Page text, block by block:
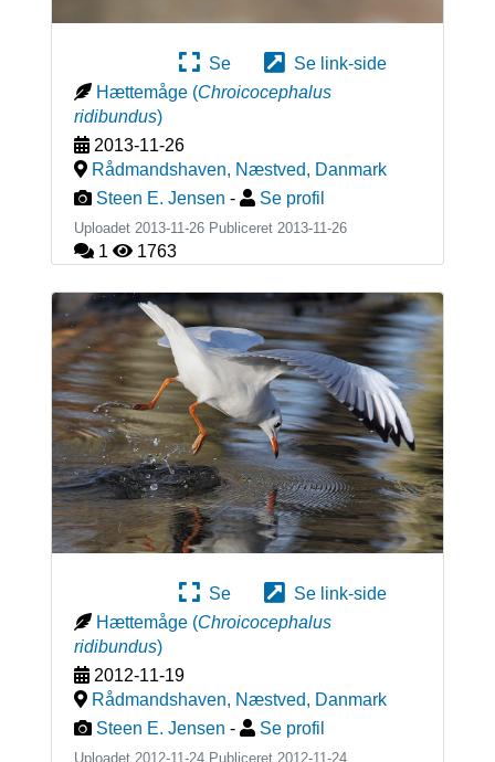
Se
Se link-side
Hættemåge (Chroicocephalus
ridibundus)
2013-11-26
Rådmandshaven, Næstved, Danmark
Steen E. Jensen - Se profil
Uploadet 2013-11-26 Publiceret 2013-11-26
1 1763
Se
Se link-side
Hættemåge (Chroicocephalus
ridibundus)
2012-11-19
Rådmandshaven, Næstved, Danmark
Steen E. Jensen - Se profil
Uploadet 2012-11-24 Publiceret 2012-11-24